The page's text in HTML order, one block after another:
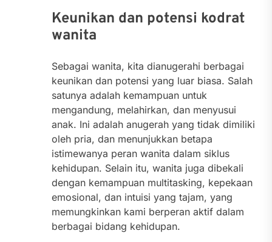
Keunikan dan potensi kodrat
wanita
Sebagai wanita, kita dianugerahi berbagai
keunikan dan potensi yang luar biasa. Salah
satunya adalah kemampuan untuk
mengandung, melahirkan, dan menyusui
anak. Ini adalah anugerah yang tidak dimiliki
oleh pria, dan menunjukkan betapa
istimewanya peran wanita dalam siklus
kehidupan. Selain itu, wanita juga dibekali
dengan kemampuan multitasking, kepekaan
emosional, dan intuisi yang tajam, yang
memungkinkan kami berperan aktif dalam
berbagai bidang kehidupan.